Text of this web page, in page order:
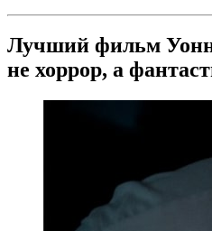
Лучший фильм
не хоррор, а